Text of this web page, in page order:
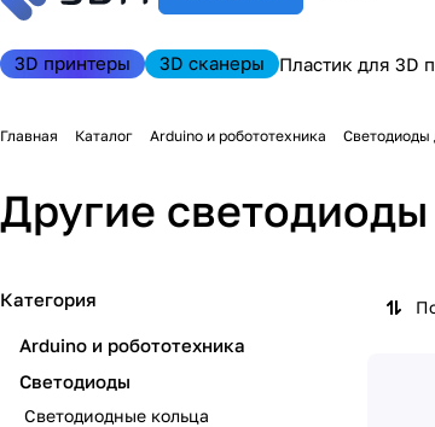
3D принтеры 3D сканеры Пластик для 3D
Главная Каталог Arduino и робототехника Светодиоды
Другие
Категория
Arduino и робототехника
Светодиоды
Светодиодные кольца